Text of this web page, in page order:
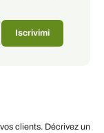
Iscrivimi
clients. Décrivez un